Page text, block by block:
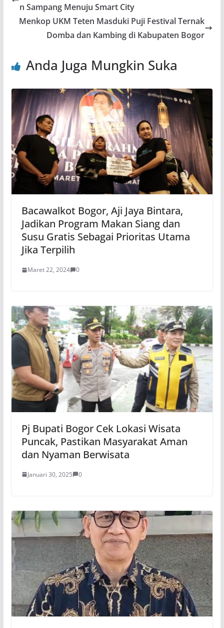
n Sampang Menuju Smart City
Menkop UKM Teten Masduki Puji Festival Ternak
Domba dan Kambing di Kabupaten Bogor
Anda Juga Mungkin Suka
Bacawalkot Bogor, Aji Jaya Bintara,
Jadikan Program Makan Siang dan
Susu Gratis Sebagai Prioritas Utama
Jika Terpilih
Maret 22, 2024 0
Pj Bupati Bogor Cek Lokasi Wisata
Puncak, Pastikan Masyarakat Aman
dan Nyaman Berwisata
Januari 30, 2025 0